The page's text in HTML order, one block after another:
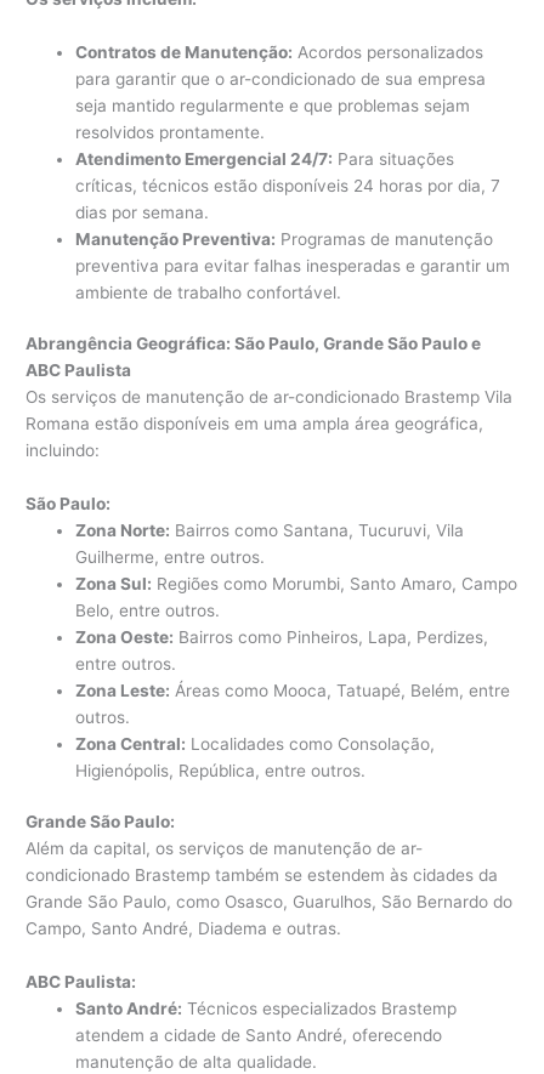
Contratos de Manutenção: Acordos personalizados
para garantir que o ar-condicionado de sua empresa
seja mantido regularmente e que problemas sejam
resolvidos prontamente.
Atendimento Emergencial 24/7: Para situações
críticas, técnicos estão disponíveis 24 horas por dia, 7
dias por semana.
Manutenção Preventiva: Programas de manutenção
preventiva para evitar falhas inesperadas e garantir um
ambiente de trabalho confortável.
Abrangência Geográfica: São Paulo, Grande São Paulo e
ABC Paulista
Os serviços de manutenção de ar-condicionado Brastemp Vila
Romana estão disponíveis em uma ampla área geográfica,
incluindo:
São Paulo:
Zona Norte: Bairros como Santana, Tucuruvi, Vila
Guilherme, entre outros.
Zona Sul: Regiões como Morumbi, Santo Amaro, Campo
Belo, entre outros.
Zona Oeste: Bairros como Pinheiros, Lapa, Perdizes,
entre outros.
Zona Leste: Áreas como Mooca, Tatuapé, Belém, entre
outros.
Zona Central: Localidades como Consolação,
Higienópolis, República, entre outros.
Grande São Paulo:
Além da capital, os serviços de manutenção de ar-
condicionado Brastemp também se estendem às cidades da
Grande São Paulo, como Osasco, Guarulhos, São Bernardo do
Campo, Santo André, Diadema e outras.
ABC Paulista:
Santo André: Técnicos especializados Brastemp
atendem a cidade de Santo André, oferecendo
manutenção de alta qualidade.